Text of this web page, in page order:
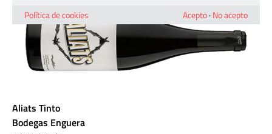
Aliats Tinto
Bodegas Enguera
Política de cookies
Acepto· No acepto